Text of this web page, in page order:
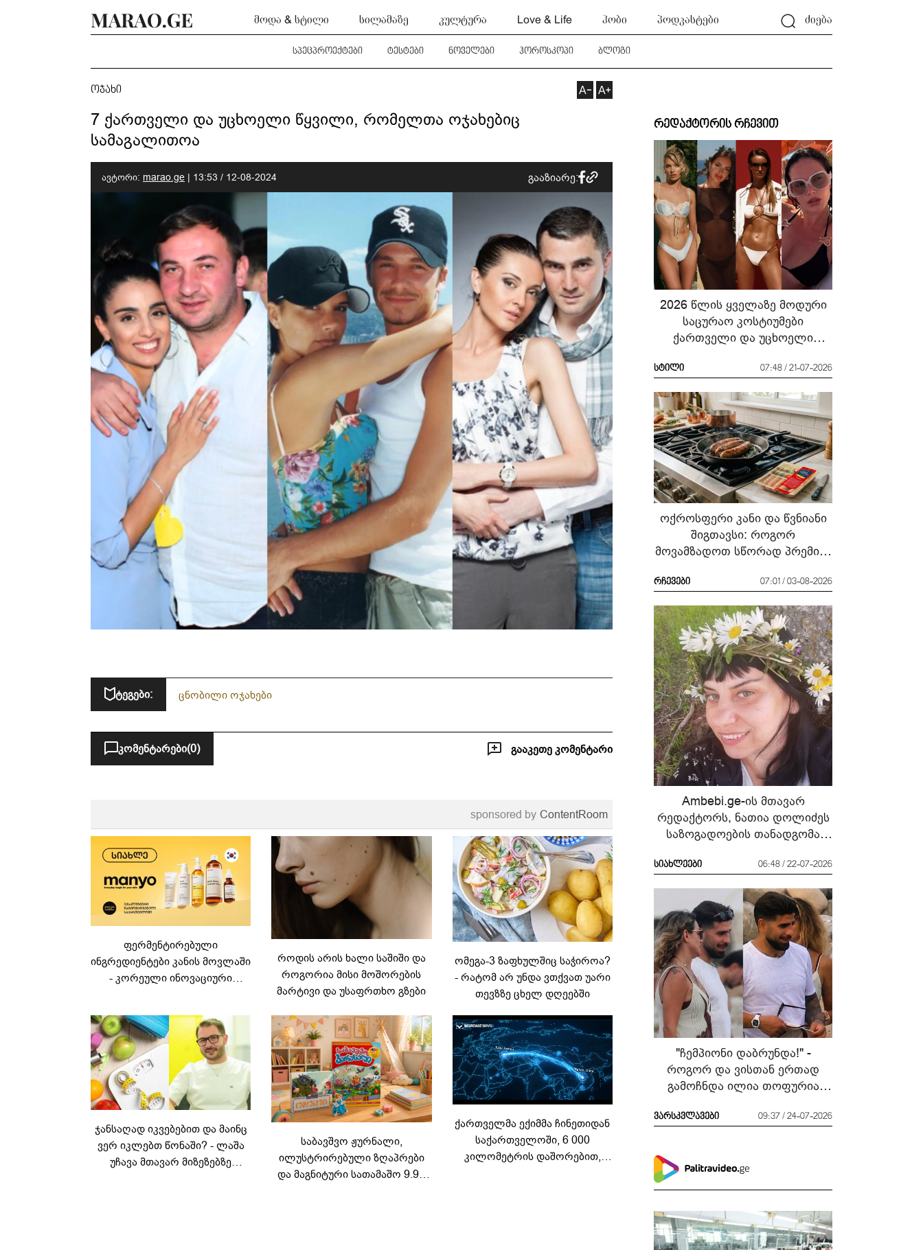
მოდა & სტილი სილამაზე კულტურა Love & Life ჰობი პოდკასტები ძიება
სპეცპროექტები ტესტები ნოველები ჰოროსკოპი ბლოგი
ოჯახი
7 ქართველი და უცხოელი წყვილი, რომელთა ოჯახებიც
სამაგალითოა
ავტორი: marao.ge | 13:53 / 12-08-2024 გააზიარე:
ტეგები: ცნობილი ოჯახები
კომენტარები(0) გააკეთე კომენტარი
sponsored by ContentRoom
ფერმენტირებული
ინგრედიენტები კანის მოვლაში
- კორეული ინოვაციური
როდის არის ხალი საშიში და
როგორია მისი მოშორების
მარტივი და უსაფრთხო გზები
ომეგა-3 ზაფხულშიც საჭიროა?
- რატომ არ უნდა ვთქვათ უარი
თევზზე ცხელ დღეებში
ჯანსაღად იკვებებით და მაინც
ვერ იკლებთ წონაში? - ლაშა
უჩავა მთავარ მიზეზებზე
საბავშვო ჟურნალი,
ილუსტრირებული ზღაპრები
და მაგნიტური სათამაშო 9.90
ქართველმა ექიმმა ჩინეთიდან
საქართველოში, 6 000
კილომეტრის დაშორებით,
რედაქტორის რჩევით
2026 წლის ყველაზე მოდური
საცურაო კოსტიუმები
ქართველი და უცხოელი
რა ჩავიცვათ სანაპიროზე?
სტილი 07:48 / 21-07-2026
ოქროსფერი კანი და წვნიანი
შიგთავსი: როგორ
მოვამზადოთ სწორად პრემიუმ
„შეფმაისტერის“
რჩევები 07:01 / 03-08-2026
Ambebi.ge-ის მთავარ
რედაქტორს, ნათია დოლიძეს
საზოგადოების თანადგომა
სიახლეები 06:48 / 22-07-2026
"ჩემპიონი დაბრუნდა!" -
როგორ და ვისთან ერთად
გამოჩნდა ილია თოფურია
ვარსკვლავები 09:37 / 24-07-2026